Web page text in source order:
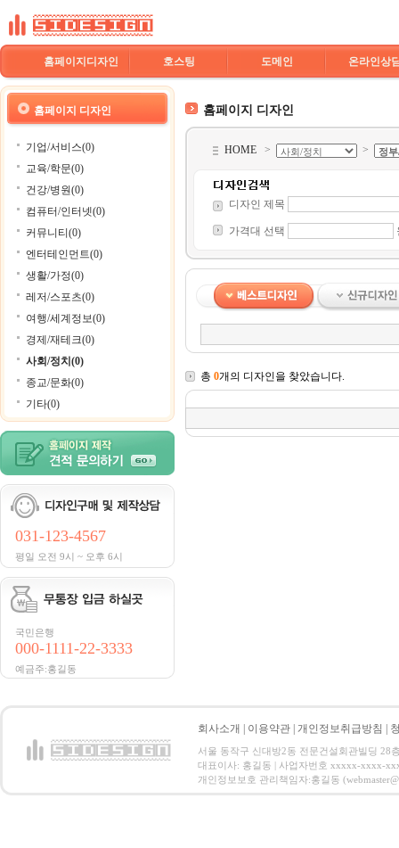
홈페이지디자인 호스팅 도메인 온라인상
홈페이지 디자인
기업/서비스(0)
교육/학문(0)
건강/병원(0)
컴퓨터/인터넷(0)
커뮤니티(0)
엔터테인먼트(0)
생활/가정(0)
레저/스포츠(0)
여행/세계정보(0)
경제/재테크(0)
사회/정치(0)
종교/문화(0)
기타(0)
031-123-4567
평일 오전 9시 ~ 오후 6시
국민은행
000-1111-22-3333
예금주:홍길동
홈페이지 디자인
HOME > >
디자인 제목
가격대 선택
총 0개의 디자인을 찾았습니다.
회사소개 이용약관 개인정보취급방침
서울 동작구 신대방2동 전문건설회관빌딩 28
대표이사: 홍길동 | 사업자번호 xxxxx-xxxx-
개인정보보호 관리책임자:홍길동